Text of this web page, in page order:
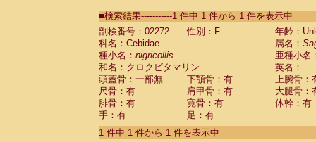
CebidaeSaguinus labiatus(0)
Cebidae Saguinus leucopus (0)
Cebidae
CebidaeSaguinus mystax
CebidaeSaguinus nigricollis (1)
Cebidae Saguinus oedipus
Cebidae Saguinus weddelli
Cebidae Saguinusspp.
Cebidae Aotus trivirgatus
Cebidae Cebus albifrons
■検索結果-----------1 件中 1 件から 1 件を表示中
剖検番号：02272
性別：F
年齢：
科名：Cebidae
属名：
種小名： nigricollis
亜種小名
和名：クロクビタマリン
英名：
頭蓋骨：一部無
下顎骨：有
上腕骨：
尺骨：有
肩甲骨：有
大腿骨：
腓骨：有
寛骨：有
体幹：有
手：有
足：有
1 件中 1 件から 1 件を表示中